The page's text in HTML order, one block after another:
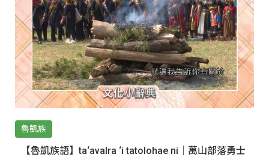
魯凱族
【魯凱族語】ta‘avalra ‘i tatolohae ni｜萬山部落勇士